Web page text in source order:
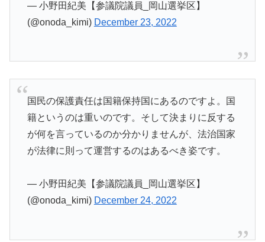
— 小野田紀美【参議院議員_岡山選挙区】
(@onoda_kimi) December 23, 2022
国民の保護責任は国籍保持国にあるのですよ。国
籍というのは重いのです。そして決まりに反する
が何を言っているのか分かりませんが、法治国家
が法律に則って運営するのはあるべき姿です。
— 小野田紀美【参議院議員_岡山選挙区】
(@onoda_kimi) December 24, 2022